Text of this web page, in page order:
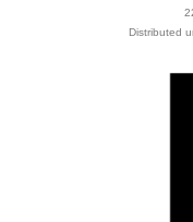
Distributed